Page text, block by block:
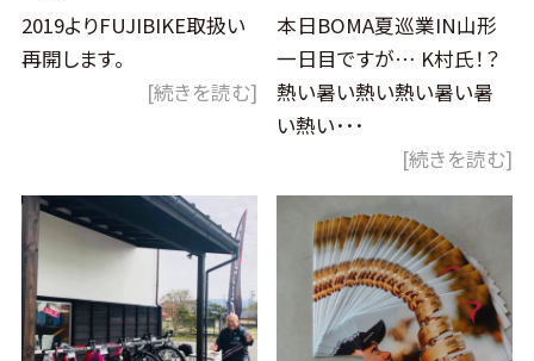
2019よりFUJIBIKE取扱い
再開します。
[続きを読む]
本日BOMA夏巡業IN山形
一日目ですが… K村氏！？
熱い暑い熱い熱い暑い暑
い熱い･･･
[続きを読む]